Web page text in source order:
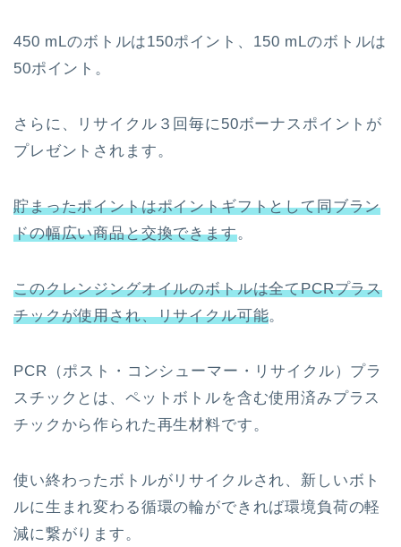
450 mLのボトルは150ポイント、150 mLのボトルは
50ポイント。
さらに、リサイクル３回毎に50ボーナスポイントが
プレゼントされます。
貯まったポイントはポイントギフトとして同ブラン
ドの幅広い商品と交換できます。
このクレンジングオイルのボトルは全てPCRプラス
チックが使用され、リサイクル可能。
PCR（ポスト・コンシューマー・リサイクル）プラ
スチックとは、ペットボトルを含む使用済みプラス
チックから作られた再生材料です。
使い終わったボトルがリサイクルされ、新しいボト
ルに生まれ変わる循環の輪ができれば環境負荷の軽
減に繋がります。